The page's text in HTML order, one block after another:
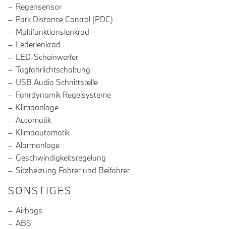
Regensensor
Park Distance Control (PDC)
Multifunktionslenkrad
Lederlenkrad
LED-Scheinwerfer
Tagfahrlichtschaltung
USB Audio Schnittstelle
Fahrdynamik Regelsysteme
Klimaanlage
Automatik
Klimaautomatik
Alarmanlage
Geschwindigkeitsregelung
Sitzheizung Fahrer und Beifahrer
SONSTIGES
Airbags
ABS